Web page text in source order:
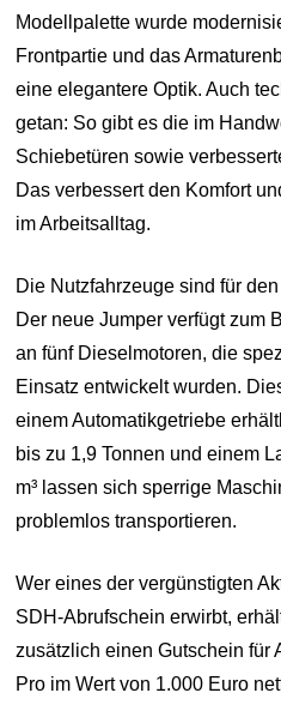
Modellpalette wurde
Frontpartie und das
eine elegantere Optik. Auch
getan: So gibt es die im
Schiebetüren sowie
Das verbessert den Komfort
im Arbeitsalltag.
Die Nutzfahrzeuge sind für
Der neue Jumper verfügt zum
an fünf Dieselmotoren, die
Einsatz entwickelt wurden.
einem Automatikgetriebe
bis zu 1,9 Tonnen und einem
m³ lassen sich sperrige
problemlos transportieren.
Wer eines der vergünstigten
SDH-Abrufschein erwirbt,
zusätzlich einen Gutschein für
Pro im Wert von 1.000 Euro